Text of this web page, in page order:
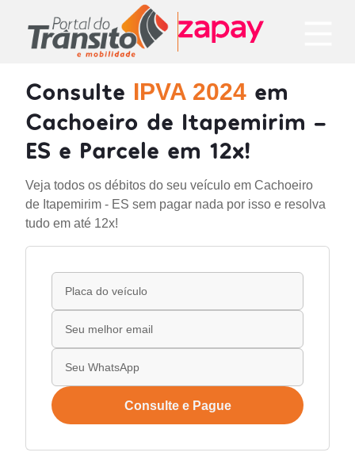
Consulte IPVA 2024 em
Cachoeiro de Itapemirim -
ES e Parcele em 12x!
Veja todos os débitos do seu veículo em Cachoeiro
de Itapemirim - ES sem pagar nada por isso e resolva
tudo em até 12x!
Consulte e Pague